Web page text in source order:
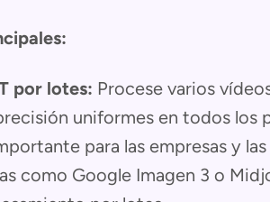
por lotes: Procese varios
uniformes en todos los
para las empresas y
como Google Imagen 3 o